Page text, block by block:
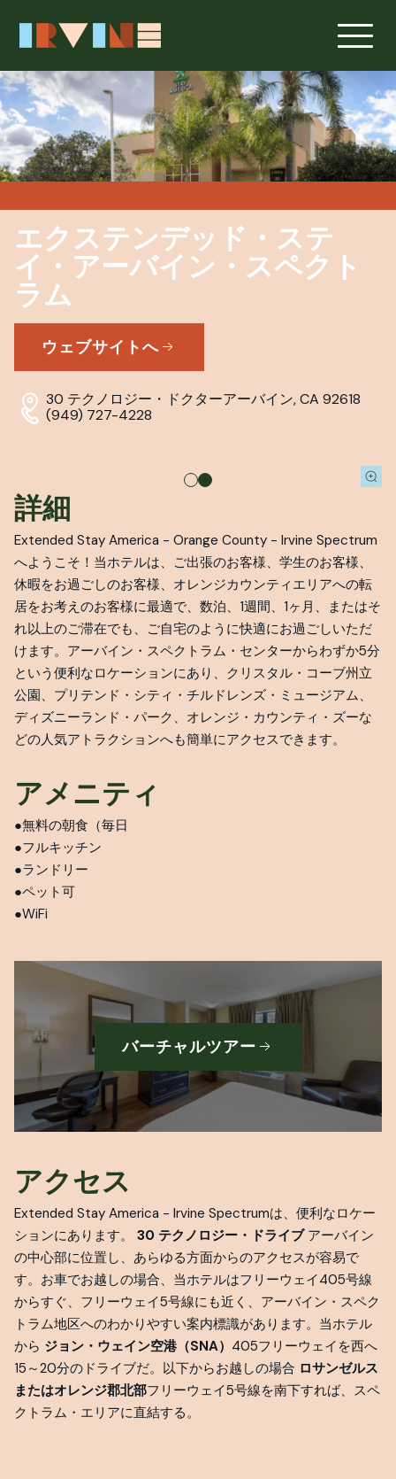
エクステンデッド・ステ
イ・アーバイン・スペクト
ラム
30 テクノロジー・ドクターアーバイン, CA 92618
(949) 727-4228
ウェブサイトへ
詳細
Extended Stay America - Orange County - Irvine Spectrum
へようこそ！当ホテルは、ご出張のお客様、学生のお客様、
休暇をお過ごしのお客様、オレンジカウンティエリアへの転
居をお考えのお客様に最適で、数泊、1週間、1ヶ月、またはそ
れ以上のご滞在でも、ご自宅のように快適にお過ごしいただ
けます。アーバイン・スペクトラム・センターからわずか5分
という便利なロケーションにあり、クリスタル・コーブ州立
公園、プリテンド・シティ・チルドレンズ・ミュージアム、
ディズニーランド・パーク、オレンジ・カウンティ・ズーな
どの人気アトラクションへも簡単にアクセスできます。
アメニティ
無料の朝食（毎日
フルキッチン
ランドリー
ペット可
WiFi
バーチャルツアー
アクセス
Extended Stay America - Irvine Spectrumは、便利なロケー
ションにあります。 30 テクノロジー・ドライブアーバイン
の中心部に位置し、あらゆる方面からのアクセスが容易で
す。お車でお越しの場合、当ホテルはフリーウェイ405号線
からすぐ、フリーウェイ5号線にも近く、アーバイン・スペク
トラム地区へのわかりやすい案内標識があります。当ホテル
から ジョン・ウェイン空港（SNA） 405フリーウェイを西へ
15～20分のドライブだ。以下からお越しの場合 ロサンゼルス
またはオレンジ郡北部フリーウェイ5号線を南下すれば、スペ
クトラム・エリアに直結する。